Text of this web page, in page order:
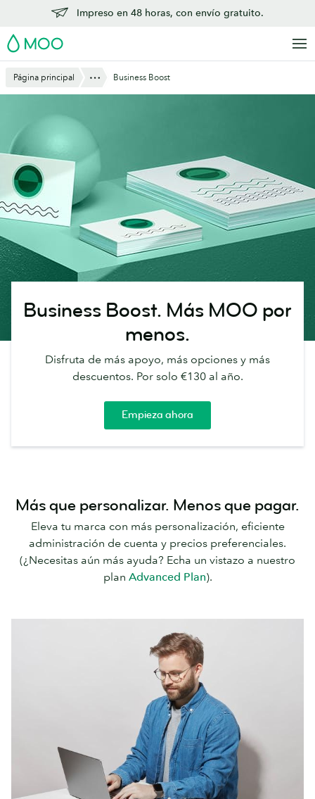
contenido
principal
Impreso en 48 horas, con envío gratuito.
MOO
Página principal Mostrar todo
Business Boost
Business Boost. Más MOO por
menos.
Disfruta de más apoyo, más opciones y más
descuentos. Por solo €130 al año.
Empieza ahora
Más que personalizar. Menos que pagar.
Eleva tu marca con más personalización, eficiente
administración de cuenta y precios preferenciales.
(¿Necesitas aún más ayuda? Echa un vistazo a nuestro
plan Advanced Plan).